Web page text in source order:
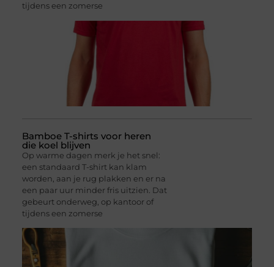
tijdens een zomerse
Bamboe T-shirts voor heren
die koel blijven
Op warme dagen merk je het snel:
een standaard T-shirt kan klam
worden, aan je rug plakken en er na
een paar uur minder fris uitzien. Dat
gebeurt onderweg, op kantoor of
tijdens een zomerse